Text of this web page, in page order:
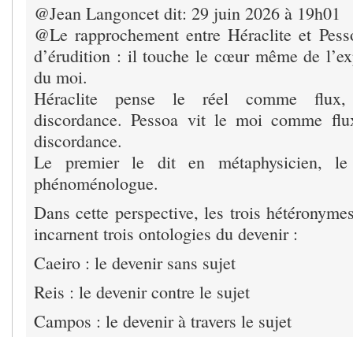
@Jean Langoncet dit: 29 juin 2026 à 19h01
@Le rapprochement entre Héraclite et
d’érudition : il touche le cœur même de
du moi.
Héraclite pense le réel comme flux,
discordance. Pessoa vit le moi comme
discordance.
Le premier le dit en métaphysicien,
phénoménologue.
Dans cette perspective, les trois
incarnent trois ontologies du devenir :
Caeiro : le devenir sans sujet
Reis : le devenir contre le sujet
Campos : le devenir à travers le sujet